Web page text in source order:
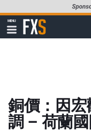
至
要
MENU
顯
示
FXStreet
銅價：因宏
調 – 荷蘭